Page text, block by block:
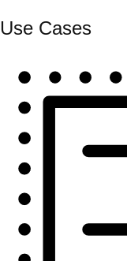
Use Cases